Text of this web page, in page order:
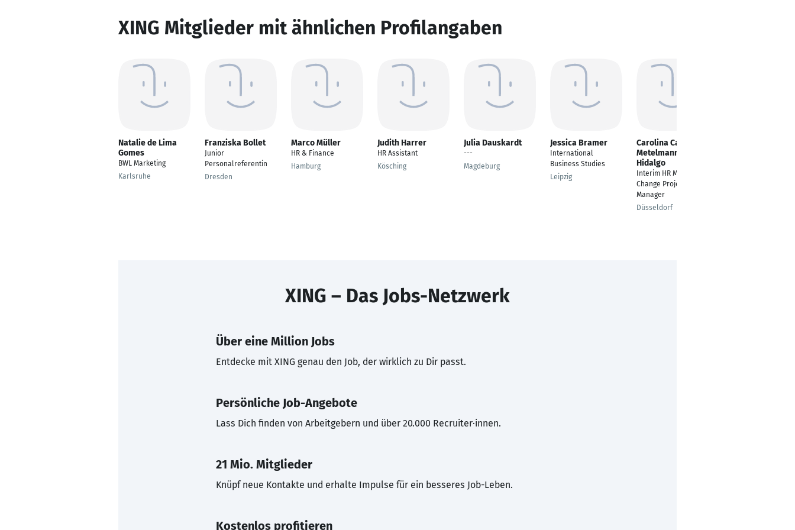
XING Mitglieder mit ähnlichen Profilangaben
Natalie de Lima
Gomes
BWL Marketing
Karlsruhe
Franziska Bollet
Junior
Personalreferentin
Dresden
Marco Müller
HR & Finance
Hamburg
Judith Harrer
HR Assistant
Kösching
Julia Dauskardt
---
Magdeburg
Jessica Bramer
International
Business Studies
Leipzig
Carolina California
Metelmann
Hidalgo
Interim HR Manager &
Change Project
Manager
Düsseldorf
XING – Das Jobs-Netzwerk
Über eine Million Jobs
Entdecke mit XING genau den Job, der wirklich zu Dir passt.
Persönliche Job-Angebote
Lass Dich finden von Arbeitgebern und über 20.000 Recruiter·innen.
21 Mio. Mitglieder
Knüpf neue Kontakte und erhalte Impulse für ein besseres Job-Leben.
Kostenlos profitieren